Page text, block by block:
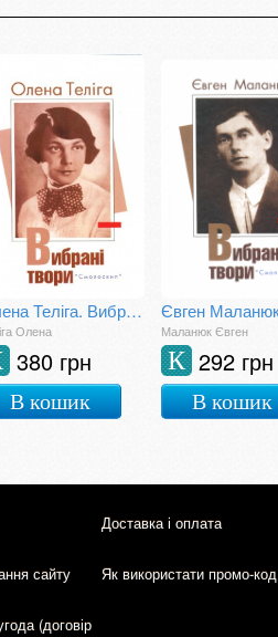
Олена Теліга. Вибрані твори
Олена
380 грн
В кошик
Маланюк Євген
292 грн
К
В кошик
Доставка і оплата
сайту Як використати промо-
(договір